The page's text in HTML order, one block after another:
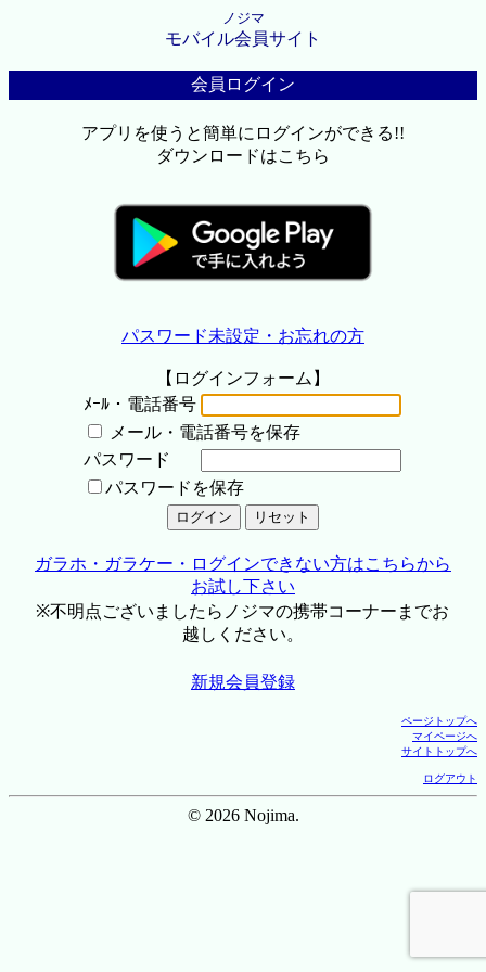
ノジマ
モバイル会員サイト
会員ログイン
アプリを使うと簡単にログインができる!!
ダウンロードはこちら
パスワード未設定・お忘れの方
【ログインフォーム】
ﾒｰﾙ・電話番号
メール・電話番号を保存
パスワード
パスワードを保存
ガラホ・ガラケー・ログインできない方はこちらから
お試し下さい
※不明点ございましたらノジマの携帯コーナーまでお
越しください。
新規会員登録
ページトップへ
マイページへ
サイトトップへ
ログアウト
© 2026 Nojima.